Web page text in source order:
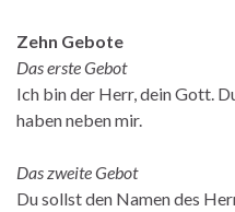
Zehn Gebote
Das erste Gebot
Ich bin der Herr, dein Gott.
haben neben mir.
Das zweite Gebot
Du sollst den Namen des